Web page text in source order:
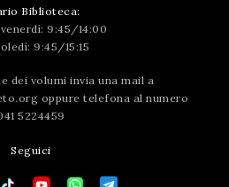
Biblioteca:
9:45/14:00
9:45/15:15
dei volumi invia una mail a
oppure telefona al numero
5224459
Seguici